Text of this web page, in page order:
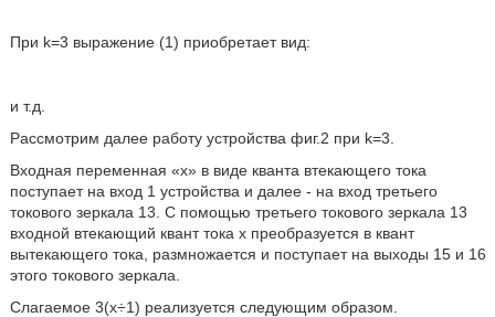
При k=3 выражение (1) приобретает вид:
и т.д.
Рассмотрим далее работу устройства фиг.2 при k=3.
Входная переменная «x» в виде кванта втекающего тока
поступает на вход 1 устройства и далее - на вход третьего
токового зеркала 13. С помощью третьего токового зеркала 13
входной втекающий квант тока x преобразуется в квант
вытекающего тока, размножается и поступает на выходы 15 и 16
этого токового зеркала.
Слагаемое 3(x÷1) реализуется следующим образом.